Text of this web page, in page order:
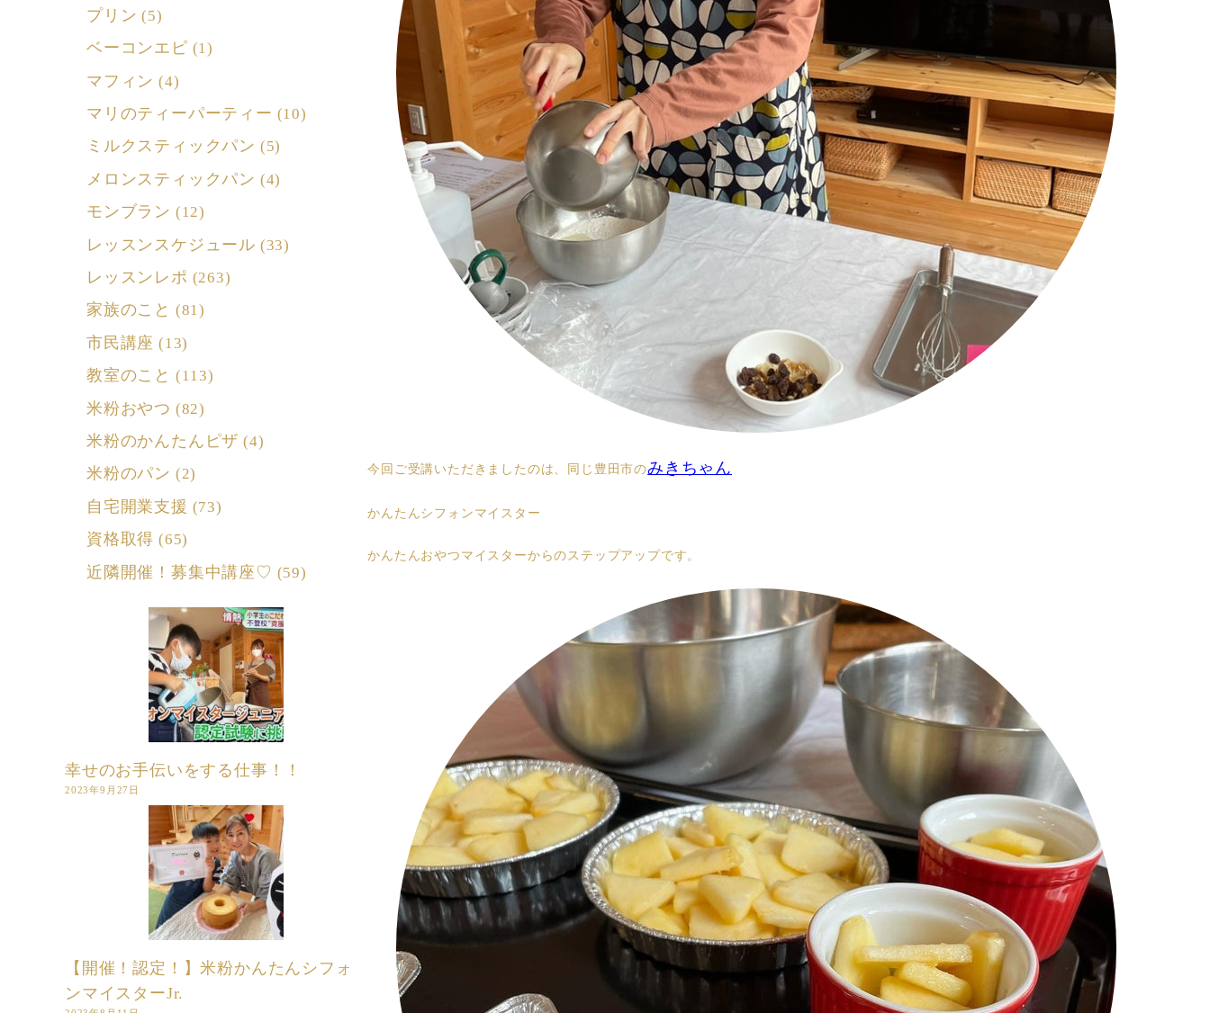
今回ご受講いただきましたのは、同じ豊田市のみきちゃん
かんたんシフォンマイスター
かんたんおやつマイスターからのステップアップです。
プリン (5)
ベーコンエピ (1)
マフィン (4)
マリのティーパーティー (10)
ミルクスティックパン (5)
メロンスティックパン (4)
モンブラン (12)
レッスンスケジュール (33)
レッスンレポ (263)
家族のこと (81)
市民講座 (13)
教室のこと (113)
米粉おやつ (82)
米粉のかんたんピザ (4)
米粉のパン (2)
自宅開業支援 (73)
資格取得 (65)
近隣開催！募集中講座♡ (59)
幸せのお手伝いをする仕事！！
2023年9月27日
【開催！認定！】米粉かんたんシフォ
ンマイスターJr.